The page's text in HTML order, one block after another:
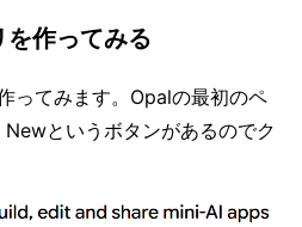
作ってみる
ってみます。Opalの最初のペ
というボタンがあるのでク